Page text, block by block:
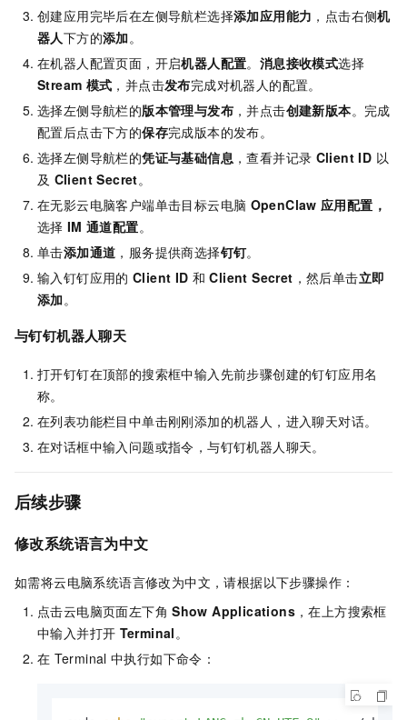
创建应用完毕后在左侧导航栏选择添加应用能力 ，点击右侧机
器人下方的添加。
在机器人配置页面，开启机器人配置。 消息接收模式选择
Stream 模式 ，并点击发布完成对机器人的配置。
选择左侧导航栏的版本管理与发布 ，并点击创建新版本。完成
配置后点击下方的保存完成版本的发布。
选择左侧导航栏的凭证与基础信息 ，查看并记录 Client ID 以
及 Client Secret。
在无影云电脑客户端单击目标云电脑 OpenClaw 应用配置，
选择 IM 通道配置。
单击添加通道 ，服务提供商选择钉钉。
输入钉钉应用的 Client ID 和 Client Secret ，然后单击立即
添加。
与钉钉机器人聊天
打开钉钉在顶部的搜索框中输入先前步骤创建的钉钉应用名
称。
在列表功能栏目中单击刚刚添加的机器人，进入聊天对话。
在对话框中输入问题或指令，与钉钉机器人聊天。
后续步骤
修改系统语言为中文
如需将云电脑系统语言修改为中文，请根据以下步骤操作：
点击云电脑页面左下角 Show Applications ，在上方搜索框
中输入并打开 Terminal。
在 Terminal 中执行如下命令：